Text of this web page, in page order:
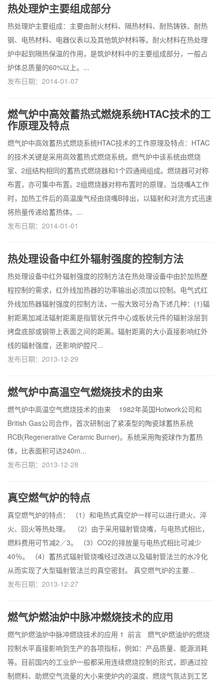
热处理炉主要组成部分
热处理炉主要组成：主要由耐火材料、隔热材料、耐热铸铁、耐热
钢、电热材料、电器仪表以及其他筑炉材料等。耐火材料在热处理
炉中起到隔热保温的作用，是筑炉材料中的主要组成部分，一般占
炉体总质量的60%以上。...
发布日期：2014-01-07
燃气炉中高效蓄热式燃烧系统HTAC技术的工
作原理及特点
燃气炉中高效蓄热式燃烧系统HTAC技术的工作原理及特点：HTAC
的技术关键是采用高效蓄热式燃烧系统。燃气炉中该系统由燃烧
室、2组结构相同的蓄热式燃烧器和1个四通阀组成。燃烧器可对称
布置，亦可集中布置。2组燃烧器对称布置时的原理，当烧嘴A工作
时，加热工件后的高温废气经由烧嘴B排出，以辐射和对流方式迅速
将热量传递给蓄热体。...
发布日期：2014-01-01
热处理设备中红外辐射强度的控制方法
热处理设备中红外辐射强度的控制方法在热处理设备中由於加热歷
程控制的需求，红外线加热器的功率输出必须加以控制。电气式红
外线加热器辐射强度的控制方法，一般大致可分為下述几种：(1)辐
射距离加减法辐射距离是指管状元件中心或板状元件的辐射涂层到
烤盘底部或钢带上表面之间的距离。辐射距离的大小直接影响红外
线的辐射强度，还影响炉膛尺...
发布日期：2013-12-29
燃气炉中高温空气燃烧技术的由来
燃气炉中高温空气燃烧技术的由来 1982年英国Hotwork公司和
British Gas公司合作，首次研制出了紧凑型的陶瓷球蓄热系统
RCB(Regenerative Ceramic Burner)。系统采用陶瓷球作为蓄热
体，比表面积可达240m...
发布日期：2013-12-28
真空燃气炉的特点
真空燃气炉的特点： （1）和电热式真空炉一样可以进行退火、淬
火、回火等热处理。 （2）由于采用辐射管烧嘴，与电热式相比，
燃料费用可节减2／3。 （3）CO2的排放量与电热式相比可减少
40％。 （4）蓄热式辐射管烧嘴经过改进以及辐射管法兰的水冷化
从而实现了大型辐射管法兰的真空密封。 真空燃气炉的主要...
发布日期：2013-12-27
燃气炉燃油炉中脉冲燃烧技术的应用
燃气炉燃油炉中脉冲燃烧技术的应用 1 前言 燃气炉燃油炉的燃烧
控制水平直接影响到生产的各项指标，例如：产品质量、能源消耗
等。目前国内的工业炉一般都采用连续燃烧控制的形式，即通过控
制燃料、助燃空气流量的大小来使炉内的温度、燃烧气氛达到工艺